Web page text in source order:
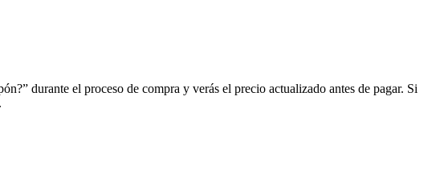
durante el proceso de compra y verás el precio actualizado antes de pagar. Si